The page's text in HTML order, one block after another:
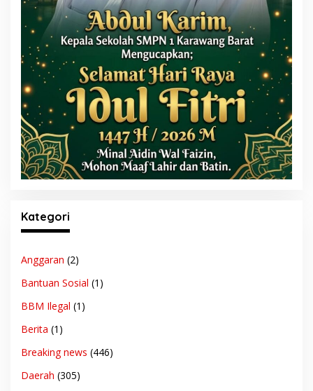
Kategori
Anggaran (2)
Bantuan Sosial (1)
BBM Ilegal (1)
Berita (1)
Breaking news (446)
Daerah (305)